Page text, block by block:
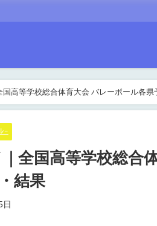
国高等学校総合体育大会 バレーボール各
ｰ
全国高等学校総合
結果
日